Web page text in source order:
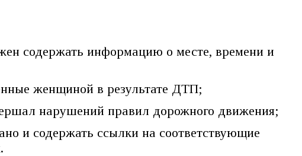
содержать информацию о месте, времени и
женщиной в результате ДТП;
нарушений правил дорожного движения;
и содержать ссылки на соответствующие